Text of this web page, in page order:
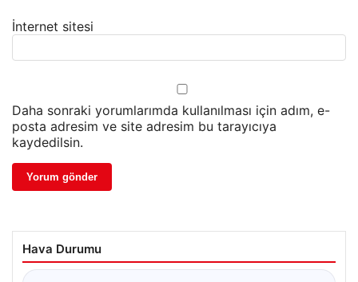
İnternet sitesi
Daha sonraki yorumlarımda kullanılması için adım, e-
posta adresim ve site adresim bu tarayıcıya
kaydedilsin.
Hava Durumu